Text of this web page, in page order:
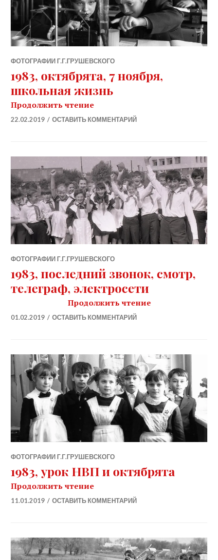
ФОТОГРАФИИ Г.Г.ГРУШЕВСКОГО
1983, октябрята, 7 ноября,
школьная жизнь
Продолжить чтение1983, октябрята, 7 ноября,
22.02.2019 ОСТАВИТЬ КОММЕНТАРИЙ
ФОТОГРАФИИ Г.Г.ГРУШЕВСКОГО
1983, последний звонок, смотр,
телеграф, электросети
Продолжить чтение«1983,
01.02.2019 ОСТАВИТЬ КОММЕНТАРИЙ
ФОТОГРАФИИ Г.Г.ГРУШЕВСКОГО
1983, урок НВП и октябрята
Продолжить чтение1983, урок НВП и октябрята
11.01.2019 ОСТАВИТЬ КОММЕНТАРИЙ